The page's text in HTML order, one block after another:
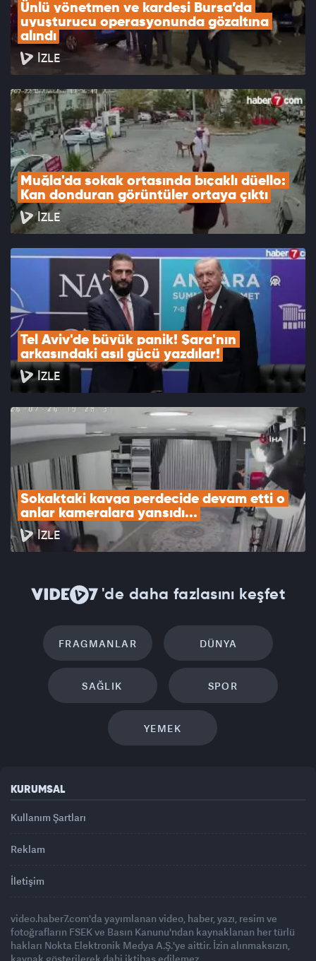
Ünlü yönetmen ve kardeşi Bursa’da
uyuşturucu operasyonunda gözaltına
alındı
İZLE
Muğla'da sokak ortasında bıçaklı düello:
Kan donduran görüntüler ortaya çıktı
İZLE
Tel Aviv'de büyük panik! Şara'nın
arkasındaki asıl gücü yazdılar!
İZLE
Sokaktaki kavga perdecide devam etti o
anlar kameralara yansıdı...
İZLE
'de daha fazlasını keşfet
FRAGMANLAR DÜNYA
SAĞLIK SPOR
YEMEK
KURUMSAL
Kullanım Şartları
Reklam
İletişim
video.haber7.com'da yayımlanan video, haber, yazı, resim ve
fotoğrafların FSEK ve Basın Kanunu'ndan kaynaklanan her türlü
hakları Nokta Elektronik Medya A.Ş.'ye aittir. İzin alınmaksızın,